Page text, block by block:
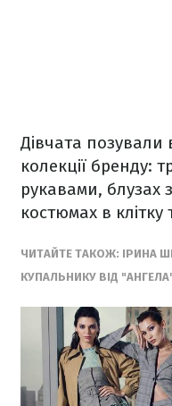
Дівчата позували
колекції бренду:
рукавами, блузах
костюмах в клітку
ЧИТАЙТЕ ТАКОЖ: ІРИНА
КУПАЛЬНИКУ ВІД "АНГЕЛА"